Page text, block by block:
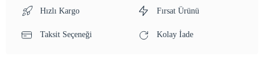
Hızlı Kargo Fırsat Ürünü
Taksit Seçeneği Kolay İade